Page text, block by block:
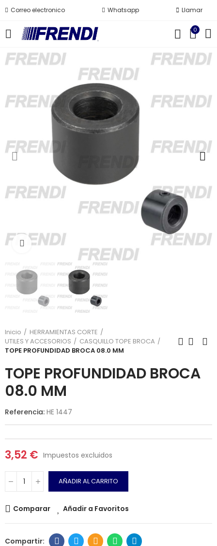
Correo electronico Whatsapp Llamar
0
Click para agrandar
Inicio
HERRAMIENTAS CORTE
UTILES Y ACCESORIOS
CASQUILLO TOPE BROCA
TOPE PROFUNDIDAD BROCA 08.0 MM
TOPE PROFUNDIDAD BROCA
08.0 MM
Referencia: HE 1447
3,52 € Impuestos excluidos
AÑADIR AL CARRITO
Comparar Añadir a Favoritos